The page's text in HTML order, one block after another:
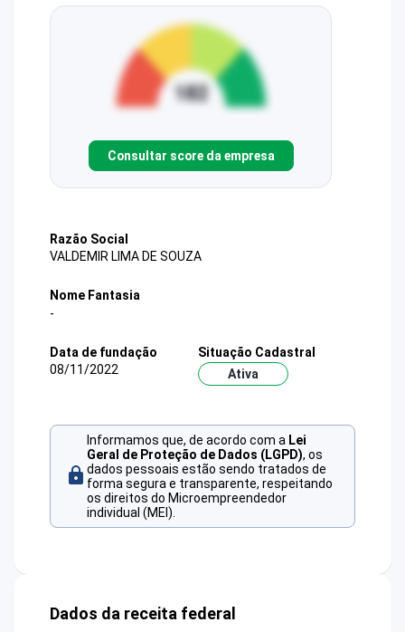
Consultar score da empresa
Razão Social
VALDEMIR LIMA DE SOUZA
Nome Fantasia
-
Data de fundação
08/11/2022
Situação Cadastral
Ativa
Informamos que, de acordo com a Lei
Geral de Proteção de Dados (LGPD), os
dados pessoais estão sendo tratados de
forma segura e transparente, respeitando
os direitos do Microempreendedor
individual (MEI).
Dados da receita federal